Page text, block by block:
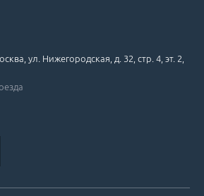
ул. Нижегородская, д. 32, стр. 4, эт. 2,